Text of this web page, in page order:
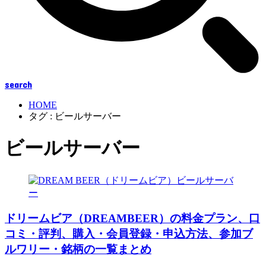
search
HOME
タグ : ビールサーバー
ビールサーバー
ビールサーバ
ー
ドリームビア（DREAMBEER）の料金プラン、口
コミ・評判、購入・会員登録・申込方法、参加ブ
ルワリー・銘柄の一覧まとめ